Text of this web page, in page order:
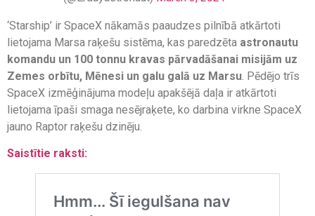
‘Starship’ ir SpaceX nākamās paaudzes pilnībā atkārtoti
lietojama Marsa raķešu sistēma, kas paredzēta astronautu
komandu un 100 tonnu kravas pārvadāšanai misijām uz
Zemes orbītu, Mēnesi un galu galā uz Marsu. Pēdējo trīs
SpaceX izmēģinājuma modeļu apakšējā daļa ir atkārtoti
lietojama īpaši smaga nesējraķete, ko darbina virkne SpaceX
jauno Raptor raķešu dzinēju.
Saistītie raksti: